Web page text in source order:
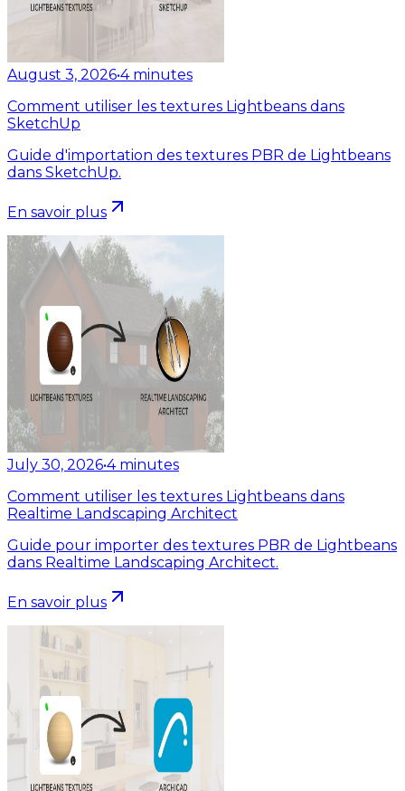
August 3, 2026•4 minutes
Comment utiliser les textures Lightbeans dans
SketchUp
Guide d'importation des textures PBR de Lightbeans
dans SketchUp.
En savoir plus
July 30, 2026•4 minutes
Comment utiliser les textures Lightbeans dans
Realtime Landscaping Architect
Guide pour importer des textures PBR de Lightbeans
dans Realtime Landscaping Architect.
En savoir plus